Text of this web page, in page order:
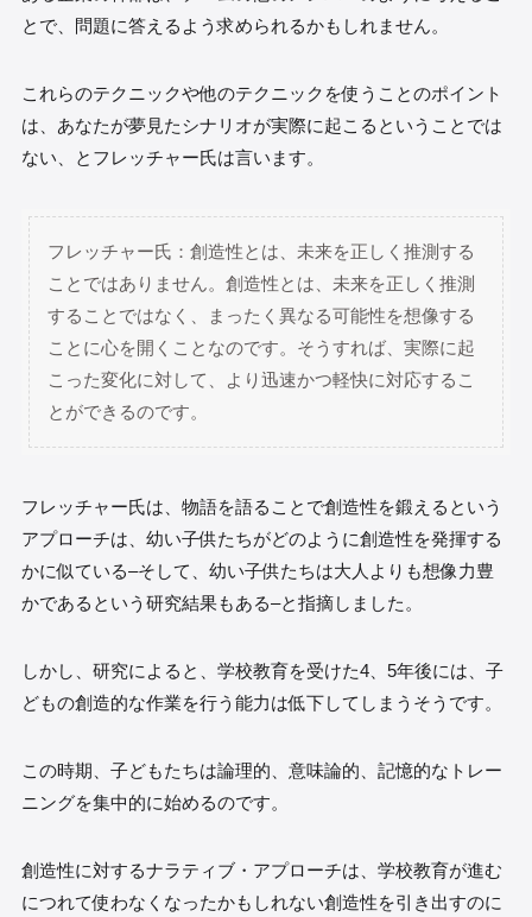
とで、問題に答えるよう求められるかもしれません。
これらのテクニックや他のテクニックを使うことのポイント
は、あなたが夢見たシナリオが実際に起こるということでは
ない、とフレッチャー氏は言います。
フレッチャー氏：創造性とは、未来を正しく推測する
ことではありません。創造性とは、未来を正しく推測
することではなく、まったく異なる可能性を想像する
ことに心を開くことなのです。そうすれば、実際に起
こった変化に対して、より迅速かつ軽快に対応するこ
とができるのです。
フレッチャー氏は、物語を語ることで創造性を鍛えるという
アプローチは、幼い子供たちがどのように創造性を発揮する
かに似ている–そして、幼い子供たちは大人よりも想像力豊
かであるという研究結果もある–と指摘しました。
しかし、研究によると、学校教育を受けた4、5年後には、子
どもの創造的な作業を行う能力は低下してしまうそうです。
この時期、子どもたちは論理的、意味論的、記憶的なトレー
ニングを集中的に始めるのです。
創造性に対するナラティブ・アプローチは、学校教育が進む
につれて使わなくなったかもしれない創造性を引き出すのに